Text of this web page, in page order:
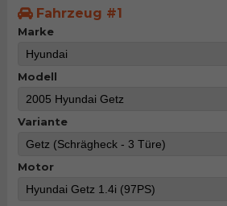
Fahrzeug #1
Marke
Modell
Variante
Motor